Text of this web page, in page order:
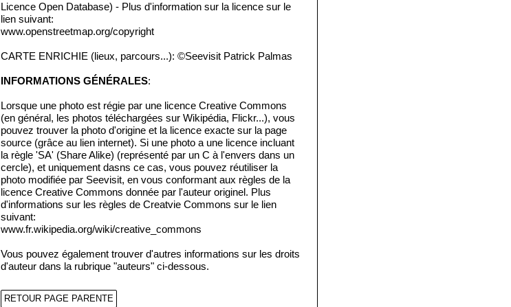
Licence Open Database) - Plus d'information sur la licence sur le
lien suivant:
www.openstreetmap.org/copyright
CARTE ENRICHIE (lieux, parcours...): ©Seevisit Patrick Palmas
INFORMATIONS GÉNÉRALES:
Lorsque une photo est régie par une licence Creative Commons
(en général, les photos téléchargées sur Wikipédia, Flickr...), vous
pouvez trouver la photo d'origine et la licence exacte sur la page
source (grâce au lien internet). Si une photo a une licence incluant
la règle 'SA' (Share Alike) (représenté par un C à l'envers dans un
cercle), et uniquement dasns ce cas, vous pouvez réutiliser la
photo modifiée par Seevisit, en vous conformant aux règles de la
licence Creative Commons donnée par l'auteur originel. Plus
d'informations sur les règles de Creatvie Commons sur le lien
suivant:
www.fr.wikipedia.org/wiki/creative_commons
Vous pouvez également trouver d'autres informations sur les droits
d'auteur dans la rubrique "auteurs" ci-dessous.
RETOUR PAGE PARENTE